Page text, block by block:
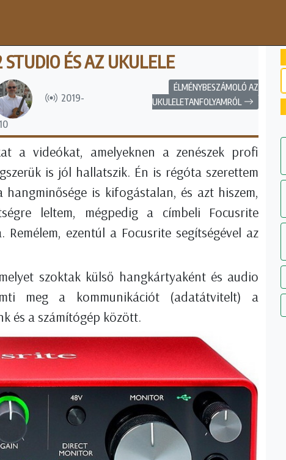
ÉS AZ UKULELE
2019-
ÉLMÉNYBESZÁMOLÓ AZ
UKULELETANFOLYAMRÓL
a videókat, amelyeknen a zenészek profi
is jól hallatszik. Én is régóta szerettem
is kifogástalan, és azt hiszem,
leltem, mégpedig a címbeli Focusrite
ezentúl a Focusrite segítségével az
szoktak külső hangkártyaként és audio
meg a kommunikációt (adatátvitelt) a
és a számítógép között.